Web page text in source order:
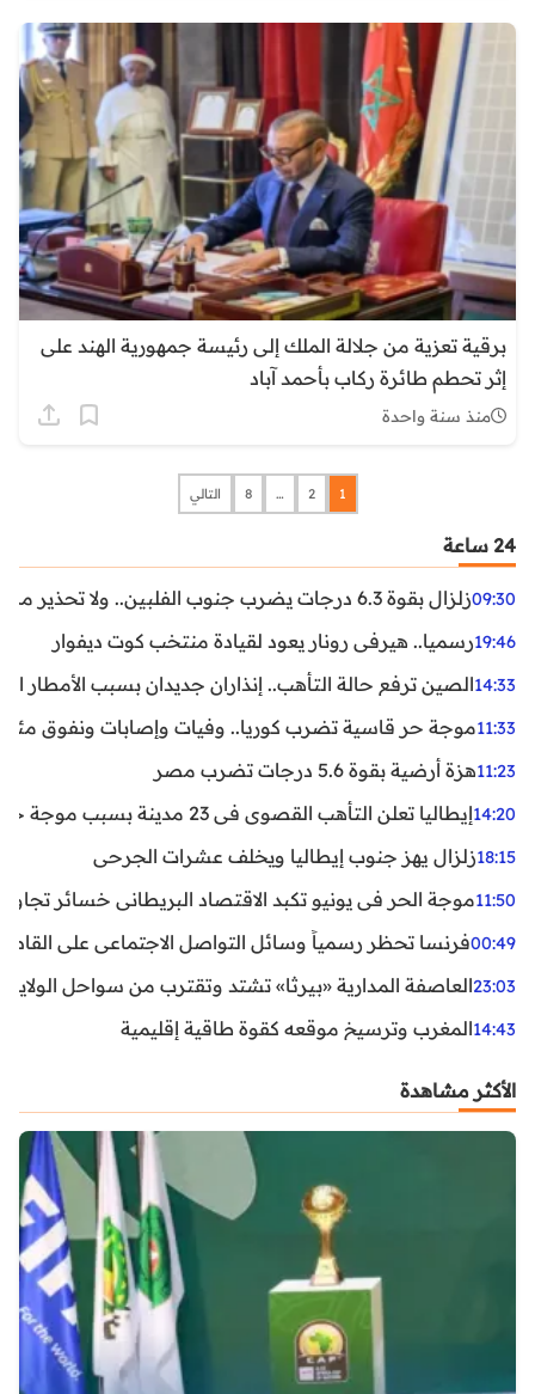
برقية تعزية من جلالة الملك إلى رئيسة جمهورية الهند على
إثر تحطم طائرة ركاب بأحمد آباد
منذ سنة واحدة
1
2
…
8 التالي
24 ساعة
09:30زلزال بقوة 6.3 درجات يضرب جنوب الفلبين.. ولا تحذير من تسونامي حتى الآن
19:46رسميا.. هيرفي رونار يعود لقيادة منتخب كوت ديفوار
14:33الصين ترفع حالة التأهب.. إنذاران جديدان بسبب الأمطار
11:33موجة حر قاسية تضرب كوريا.. وفيات وإصابات ونفوق مئات
11:23هزة أرضية بقوة 5.6 درجات تضرب مصر
14:20إيطاليا تعلن التأهب القصوى في 23 مدينة بسبب موجة حر شديدة
18:15زلزال يهز جنوب إيطاليا ويخلف عشرات الجرحى
11:50موجة الحر في يونيو تكبد الاقتصاد البريطاني خسائر تجاوزت 1.5 مليار
00:49فرنسا تحظر رسمياً وسائل التواصل الاجتماعي على القاصرين
23:03العاصفة المدارية «بيرثا» تشتد وتقترب من سواحل
14:43المغرب وترسيخ موقعه كقوة طاقية إقليمية
الأكثر مشاهدة